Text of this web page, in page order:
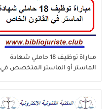
مباراة توظيف 18 حاملي شهادة
الماستر أو الماستر المتخصص في
الخرائطي